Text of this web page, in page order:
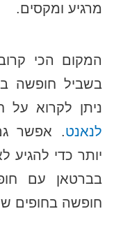
מרגיע ומקסים.
המקום הכי
בשביל חופשה
ניתן לקרוא על
לנאנט. אפשר
יותר כדי להגיע
בברטאן עם
חופשה בחופים